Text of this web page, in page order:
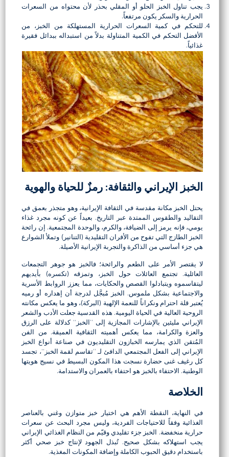
يجب تناول الخبز الحلو أو المقلي بحذر لأن محتواه من السعرات
الحرارية والسكر يكون مرتفعاً.
للتحكم في كمية السعرات الحرارية المستهلكة من الخبز، من
الأفضل التحكم في الكمية المتناولة بدلاً من استبداله ببدائل فقيرة
غذائياً.
الخبز الإيراني والثقافة: رمزٌ للحياة والهوية
يحتل الخبز مكانة مقدسة في الثقافة الإيرانية، وهو متجذر بعمق في
التقاليد والطقوس الممتدة عبر التاريخ. بعيداً عن كونه مجرد غذاء
يومي، فإنه يرمز إلى الضيافة، والكرم، والوحدة المجتمعية. إن رائحة
الخبز الطازج التي تفوح من الأفران التقليدية (التنانير) وتملأ الشوارع
هي جزء أساسي من الذاكرة والتجربة الإيرانية الأصيلة.
لا يقتصر الأمر على الطعم والرائحة؛ فالخبز هو جوهر التجمعات
العائلية. تجتمع العائلات حول الخبز، وتمزقه (تكسره) بأيديهم
ليتقاسموه ويتبادلوا القصص والحكايات، مما يعزز الروابط الأسرية
والاجتماعية بشكل ملموس. الخبز مُبجَّل لدرجة أن إهداره أو رميه
يُعتبر قلة احترام ونكراناً للنعمة الإلهية (البركة)، وهو ما يعكس مكانته
الروحية العالية في الحياة اليومية. هذه القدسية جعلت الأدب والشعر
الإيراني مليئين بالإشارات المجازية إلى “الخبز” كدلالة على الرزق
والعزة والكرامة، مما يعكس أهميته الثقافية العميقة. من الفن
المُتقن الذي يمارسه الخبازون التقليديون في صناعة أنواع الخبز
الإيراني إلى الفعل المجتمعي الدافئ لـ “تقاسم لقمة الخبز”، تجسد
كل رغيف غنى حضارة نسجت هذا المكون البسيط في نسيج هويتها
الوطنية. الاحتفاء بالخبز هو احتفاء بالعمران والاستدامة.
الخلاصة
في النهاية، النقطة الأهم هي اختيار خبز متوازن وغني بالعناصر
الغذائية وفقاً للاحتياجات الفردية، وليس مجرد البحث عن سعرات
حرارية منخفضة. الخبز جزء تقليدي وقيّم من النظام الغذائي الإيراني
يجب استهلاكه بشكل صحيح. تُبذل الجهود لإنتاج خبز صحي أكثر
باستخدام دقيق الحبوب الكاملة وإضافة المكونات المغذية.